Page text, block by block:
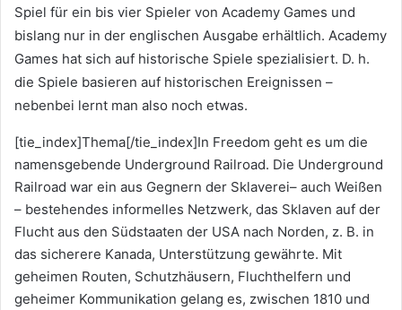
Spiel für ein bis vier Spieler von Academy Games und
bislang nur in der englischen Ausgabe erhältlich. Academy
Games hat sich auf historische Spiele spezialisiert. D. h.
die Spiele basieren auf historischen Ereignissen –
nebenbei lernt man also noch etwas.
[tie_index]Thema[/tie_index]In Freedom geht es um die
namensgebende Underground Railroad. Die Underground
Railroad war ein aus Gegnern der Sklaverei– auch Weißen
– bestehendes informelles Netzwerk, das Sklaven auf der
Flucht aus den Südstaaten der USA nach Norden, z. B. in
das sicherere Kanada, Unterstützung gewährte. Mit
geheimen Routen, Schutzhäusern, Fluchthelfern und
geheimer Kommunikation gelang es, zwischen 1810 und